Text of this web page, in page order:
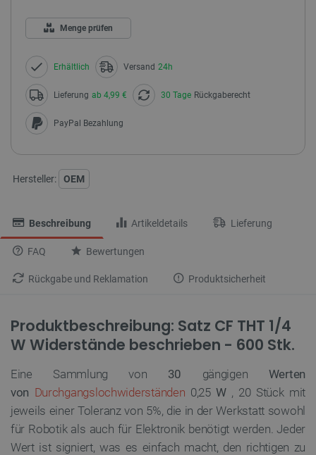
Menge prüfen
Erhältlich Versand 24h
Lieferung ab 4,99 € 30 Tage Rückgaberecht
PayPal Bezahlung
Hersteller: OEM
Beschreibung Artikeldetails Lieferung
FAQ Bewertungen
Rückgabe und Reklamation Produktsicherheit
Produktbeschreibung: Satz CF THT 1/4
W Widerstände beschrieben - 600 Stk.
Eine Sammlung von 30 gängigen Werten
von Durchgangslochwiderständen 0,25W, 20 Stück mit
jeweils einer Toleranz von 5%, die in der Werkstatt sowohl
für Robotik als auch für Elektronik benötigt werden. Jeder
Wert ist signiert, was es einfach macht, den richtigen zu